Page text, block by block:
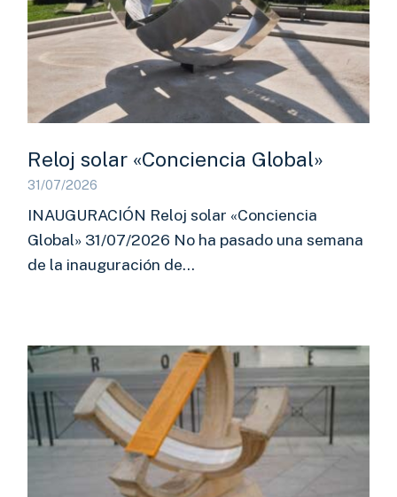
Reloj solar «Conciencia Global»
31/07/2026
INAUGURACIÓN Reloj solar «Conciencia
Global» 31/07/2026 No ha pasado una semana
de la inauguración de…